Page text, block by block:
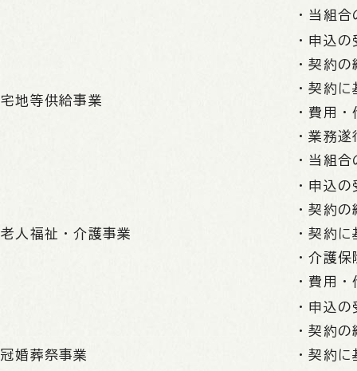
・当組
宅地等供給事業
・申込の
・契約の
・契約
・費用
・業務
・当組
老人福祉・介護事業
・申込の
・契約
・契約
・介護
・費用
冠婚葬祭事業
・申込の
・契約の
・契約